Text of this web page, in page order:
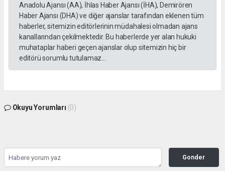
Anadolu Ajansı (AA), İhlas Haber Ajansı (İHA), Demirören
Haber Ajansı (DHA) ve diğer ajanslar tarafından eklenen tüm
haberler, sitemizin editörlerinin müdahalesi olmadan ajans
kanallarından çekilmektedir. Bu haberlerde yer alan hukuki
muhataplar haberi geçen ajanslar olup sitemizin hiç bir
editörü sorumlu tutulamaz...
Okuyu Yorumları (0)
Gonder